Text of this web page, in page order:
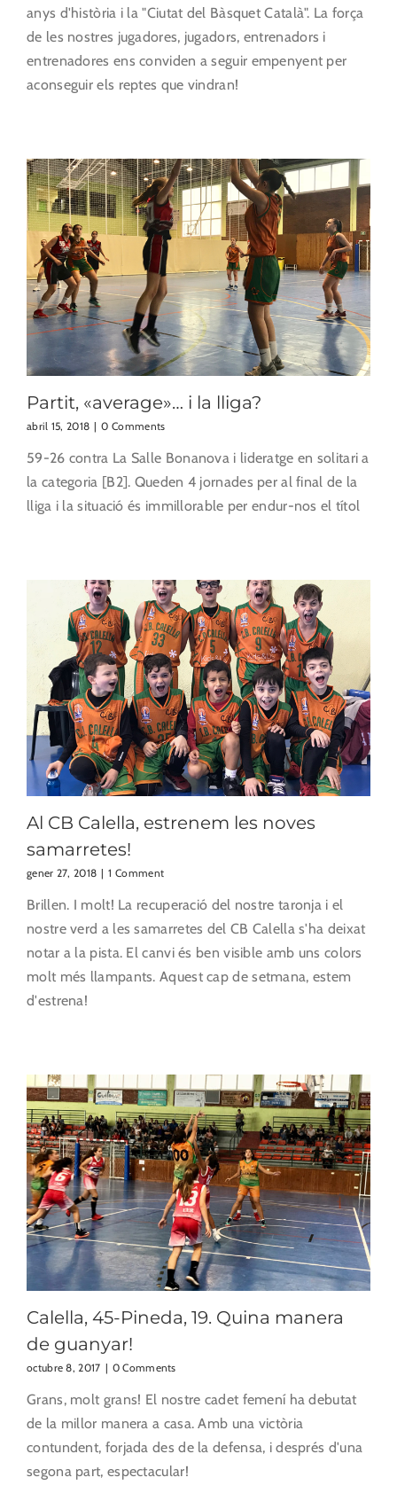
anys d'història i la "Ciutat del Bàsquet Català". La força
de les nostres jugadores, jugadors, entrenadors i
entrenadores ens conviden a seguir empenyent per
aconseguir els reptes que vindran!
Partit, «average»… i la lliga?
abril 15, 2018 | 0 Comments
59-26 contra La Salle Bonanova i lideratge en solitari a
la categoria [B2]. Queden 4 jornades per al final de la
lliga i la situació és immillorable per endur-nos el títol
Al CB Calella, estrenem les noves
samarretes!
gener 27, 2018 | 1 Comment
Brillen. I molt! La recuperació del nostre taronja i el
nostre verd a les samarretes del CB Calella s'ha deixat
notar a la pista. El canvi és ben visible amb uns colors
molt més llampants. Aquest cap de setmana, estem
d'estrena!
Calella, 45-Pineda, 19. Quina manera
de guanyar!
octubre 8, 2017 | 0 Comments
Grans, molt grans! El nostre cadet femení ha debutat
de la millor manera a casa. Amb una victòria
contundent, forjada des de la defensa, i després d'una
segona part, espectacular!